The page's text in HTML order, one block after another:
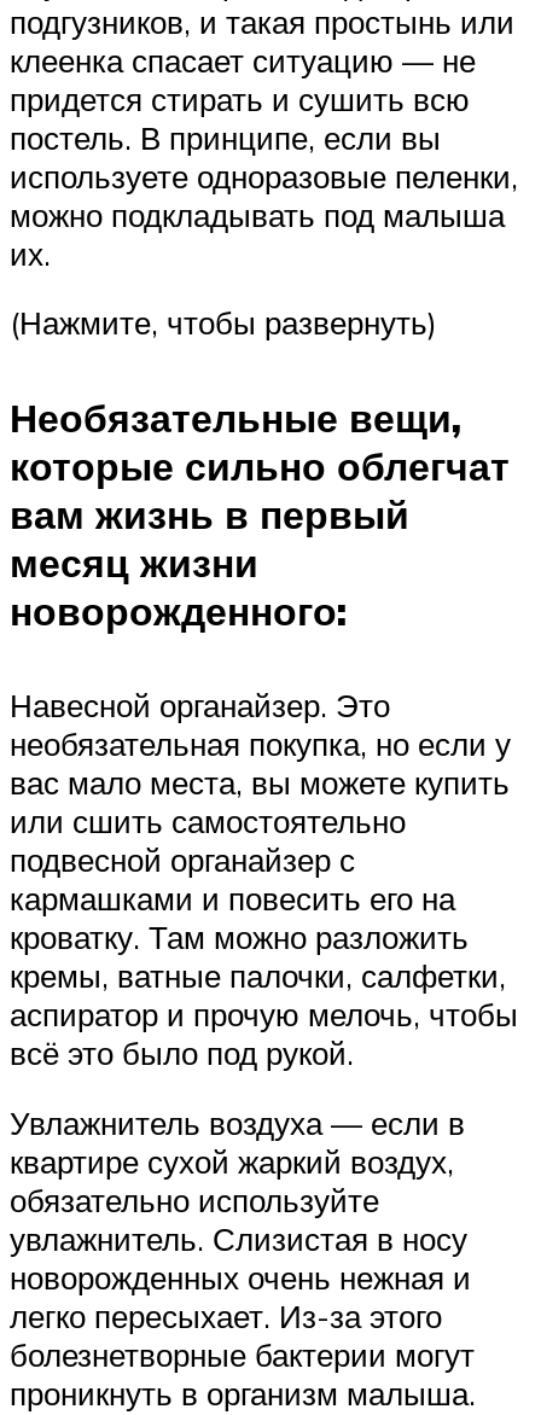
подгузников, и такая простынь или
клеенка спасает ситуацию — не
придется стирать и сушить всю
постель. В принципе, если вы
используете одноразовые пеленки,
можно подкладывать под малыша
их.
(Нажмите, чтобы развернуть)
Необязательные вещи,
которые сильно облегчат
вам жизнь в первый
месяц жизни
новорожденного:
Навесной органайзер. Это
необязательная покупка, но если у
вас мало места, вы можете купить
или сшить самостоятельно
подвесной органайзер с
кармашками и повесить его на
кроватку. Там можно разложить
кремы, ватные палочки, салфетки,
аспиратор и прочую мелочь, чтобы
всё это было под рукой.
Увлажнитель воздуха — если в
квартире сухой жаркий воздух,
обязательно используйте
увлажнитель. Слизистая в носу
новорожденных очень нежная и
легко пересыхает. Из-за этого
болезнетворные бактерии могут
проникнуть в организм малыша.